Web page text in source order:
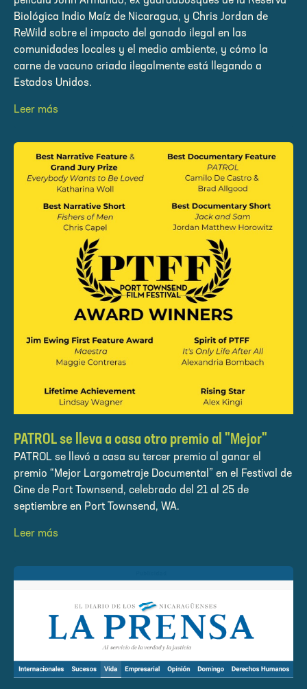
Biológica Indio Maíz de Nicaragua, y Chris Jordan de
ReWild sobre el impacto del ganado ilegal en las
comunidades locales y el medio ambiente, y cómo la
carne de vacuno criada ilegalmente está llegando a
Estados Unidos.
Leer más
PATROL se lleva a casa otro premio al "Mejor"
PATROL se llevó a casa su tercer premio al ganar el
premio “Mejor Largometraje Documental” en el Festival de
Cine de Port Townsend, celebrado del 21 al 25 de
septiembre en Port Townsend, WA.
Leer más